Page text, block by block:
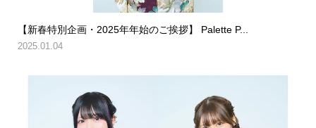
【新春特別企画・2025年年始のご挨拶】 Palette P...
2025.01.04